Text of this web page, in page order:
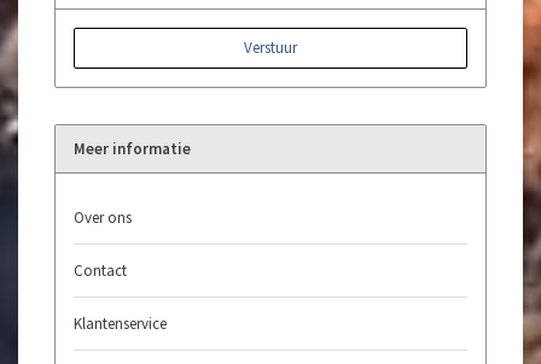
Verstuur
Meer informatie
Over ons
Contact
Klantenservice